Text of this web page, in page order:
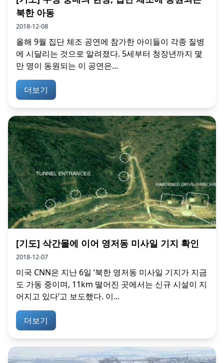
북한 아동
2018-12-08
올해 9월 집단 체조 공연에 참가한 아이들이 각종 질병
에 시달리는 것으로 알려졌다. 5세부터 청장년까지 몇
만 명이 동원되는 이 공연은...
더보기
[기도] 삭간몰에 이어 영저동 미사일 기지 확인
2018-12-07
미국 CNN은 지난 6일 ‘북한 영저동 미사일 기지가 지금
도 가동 중이며, 11km 떨어진 곳에서는 신규 시설이 지
어지고 있다’고 보도했다. 이...
더보기